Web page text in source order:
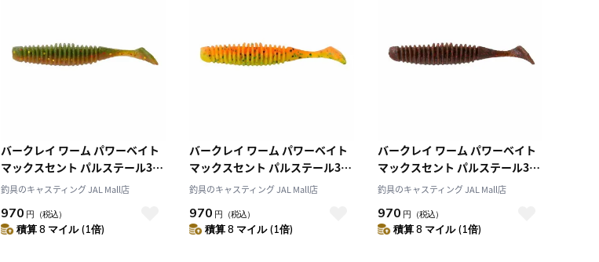
バークレイ ワーム パワーベイト
マックスセント パルステール3イ
ンチ カモ PBMSPT3-C
釣具のキャスティング JAL Mall店
970 円 （税込）
積算 8 マイル (1倍)
バークレイ ワーム パワーベイト
マックスセント パルステール3イ
ンチ チャートリュースグリーン
PBMSPT3-CGBFO
釣具のキャスティング JAL Mall店
970 円 （税込）
積算 8 マイル (1倍)
バークレイ ワーム パワーベイト
マックスセント パルステール3イ
ンチ エビミソ PBMSPT3-EBI
釣具のキャスティング JAL Mall店
970 円 （税込）
積算 8 マイル (1倍)